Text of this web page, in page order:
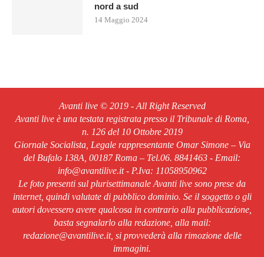
nord a sud
14 Maggio 2024
Avanti live © 2019 - All Right Reserved
Avanti live è una testata registrata presso il Tribunale di Roma,
n. 126 del 10 Ottobre 2019
Giornale Socialista, Legale rappresentante Omar Simone – Via
del Bufalo 138A, 00187 Roma – Tel.06. 8841463 - Email:
info@avantilive.it - P.Iva: 11058950962
Le foto presenti sul plurisettimanale Avanti live sono prese da
internet, quindi valutate di pubblico dominio. Se il soggetto o gli
autori dovessero avere qualcosa in contrario alla pubblicazione,
basta segnalarlo alla redazione, alla mail:
redazione@avantilive.it, si provvederà alla rimozione delle
immagini.